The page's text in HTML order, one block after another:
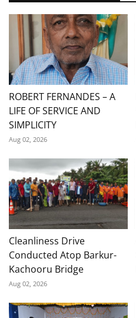
ROBERT FERNANDES – A
LIFE OF SERVICE AND
SIMPLICITY
Aug 02, 2026
Cleanliness Drive
Conducted Atop Barkur-
Kachooru Bridge
Aug 02, 2026